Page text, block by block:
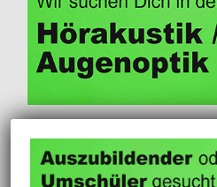
Auszubildender gesucht